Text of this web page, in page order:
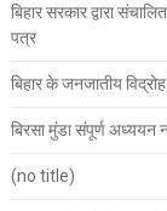
बिहार सरकार द्वारा
पत्र
बिहार के जनजातीय
बिरसा मुंडा संपूर्ण अध्ययन
(no title)